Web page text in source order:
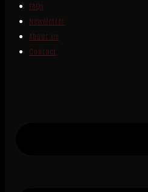
FAQs
Newsletter
About Us
Contact